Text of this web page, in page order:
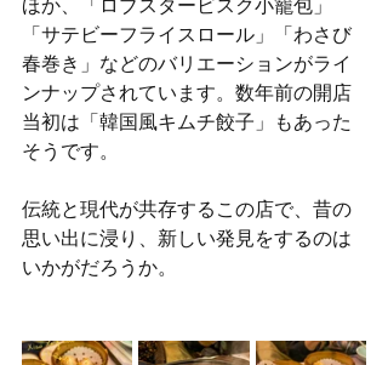
ほか、「ロブスタービスク小籠包」
「サテビーフライスロール」「わさび
春巻き」などのバリエーションがライ
ンナップされています。数年前の開店
当初は「韓国風キムチ餃子」もあった
そうです。
伝統と現代が共存するこの店で、昔の
思い出に浸り、新しい発見をするのは
いかがだろうか。